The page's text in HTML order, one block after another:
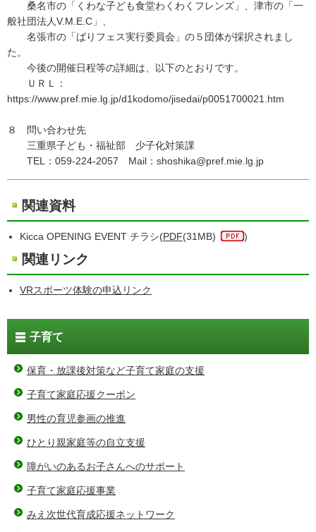
桑名市の「くわな子ども食堂わくわくフレンズ」、津市の「一
般社団法人V.M.E.C」、
名張市の「ばりフェス実行委員会」の５団体が採択されまし
た。
今後の開催日程等の詳細は、以下のとおりです。
ＵＲＬ：
https://www.pref.mie.lg.jp/d1kodomo/jisedai/p0051700021.htm
８ 問い合わせ先
三重県子ども・福祉部 少子化対策課
TEL：059-224-2057 Mail：shoshika@pref.mie.lg.jp
関連資料
Kicca OPENING EVENT チラシ(PDF(31MB) )
関連リンク
VRスポーツ体験の申込リンク
子育て
保育・放課後対策など子育て家庭の支援
子育て家庭応援クーポン
男性の育児参画の推進
ひとり親家庭等の自立支援
障がいのあるお子さんへのサポート
子育て家庭応援事業
みえ次世代育成応援ネットワーク